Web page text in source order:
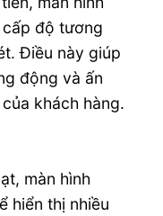
độ tương
Điều này giúp
động và ấn
khách hàng.
màn hình
hiển thị nhiều